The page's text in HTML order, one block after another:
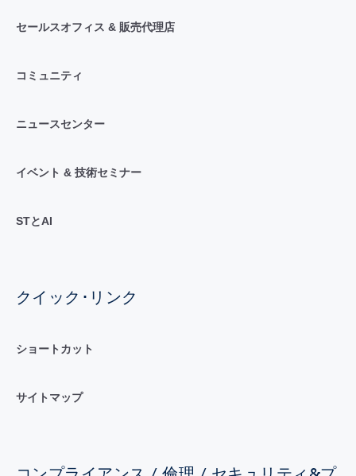
セールスオフィス & 販売代理店
コミュニティ
ニュースセンター
イベント & 技術セミナー
STとAI
クイック･リンク
ショートカット
サイトマップ